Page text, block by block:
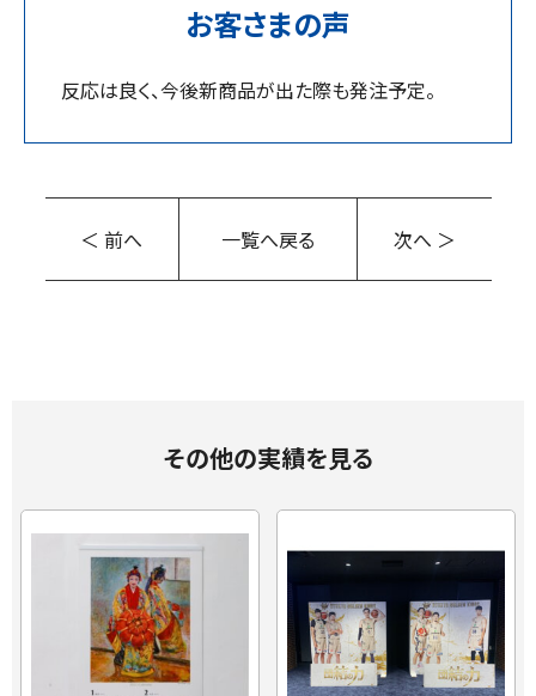
お客さまの声
反応は良く、今後新商品が出た際も発注予定。
＜ 前へ 一覧へ戻る 次へ ＞
その他の実績を見る